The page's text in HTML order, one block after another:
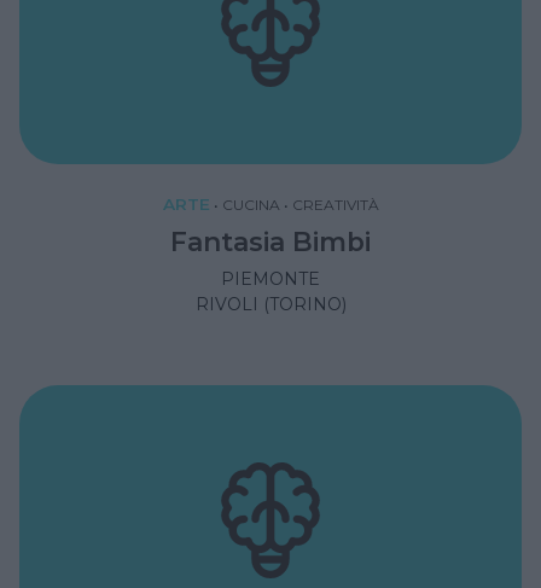
ARTE • CUCINA • CREATIVITÀ
Fantasia Bimbi
PIEMONTE
RIVOLI (TORINO)